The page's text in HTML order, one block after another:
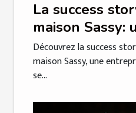
La success
maison Sassy:
familiale qui
Découvrez la success
maison Sassy, une
se...